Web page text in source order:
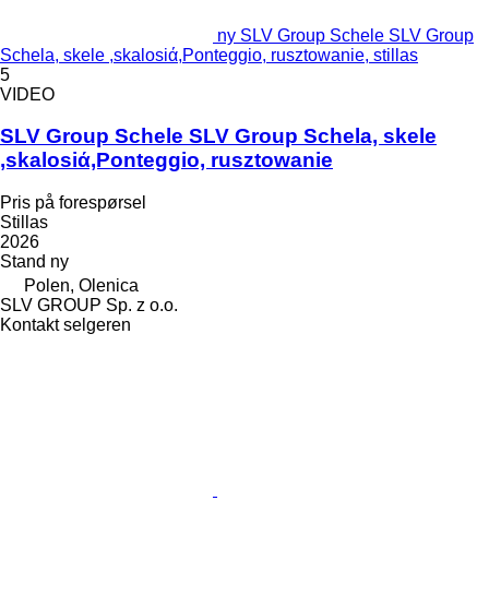
ny SLV Group Schele SLV Group
Schela, skele ,skalosiά,Ponteggio, rusztowanie, stillas
5
VIDEO
SLV Group Schele SLV Group Schela, skele
,skalosiά,Ponteggio, rusztowanie
Pris på forespørsel
Stillas
2026
Stand ny
Polen, Olenica
SLV GROUP Sp. z o.o.
Kontakt selgeren